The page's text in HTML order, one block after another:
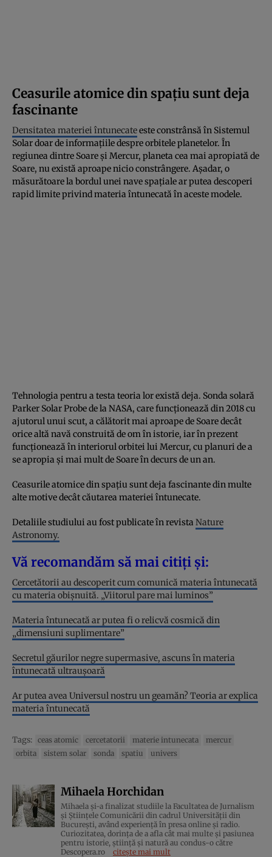
Ceasurile atomice din spațiu sunt deja
fascinante
Densitatea materiei întunecateeste constrânsă în Sistemul
Solar doar de informațiile despre orbitele planetelor. În
regiunea dintre Soare și Mercur, planeta cea mai apropiată de
Soare, nu există aproape nicio constrângere. Așadar, o
măsurătoare la bordul unei nave spațiale ar putea descoperi
rapid limite privind materia întunecată în aceste modele.
Tehnologia pentru a testa teoria lor există deja. Sonda solară
Parker Solar Probe de la NASA, care funcționează din 2018 cu
ajutorul unui scut, a călătorit mai aproape de Soare decât
orice altă navă construită de om în istorie, iar în prezent
funcționează în interiorul orbitei lui Mercur, cu planuri de a
se apropia și mai mult de Soare în decurs de un an.
Ceasurile atomice din spațiu sunt deja fascinante din multe
alte motive decât căutarea materiei întunecate.
Detaliile studiului au fost publicate în revista Nature
Astronomy.
Vă recomandăm să mai citiți și:
Cercetătorii au descoperit cum comunică materia întunecată
cu materia obișnuită. „Viitorul pare mai luminos”
Materia întunecată ar putea fi o relicvă cosmică din
„dimensiuni suplimentare”
Secretul găurilor negre supermasive, ascuns în materia
întunecată ultraușoară
Ar putea avea Universul nostru un geamăn? Teoria ar explica
materia întunecată
Tags: ceas atomic cercetatorii materie intunecata
mercur
orbita
sistem solar sonda spatiu univers
Mihaela Horchidan
Mihaela și-a finalizat studiile la Facultatea de Jurnalism
și Științele Comunicării din cadrul Universității din
București, având experiență în presa online și radio.
Curiozitatea, dorința de a afla cât mai multe și pasiunea
pentru istorie, ştiinţă şi natură au condus-o către
Descopera.ro
citește mai mult